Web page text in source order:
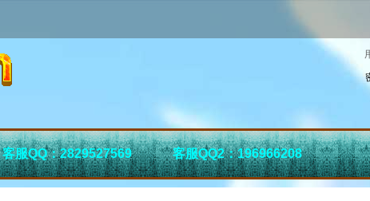
客服QQ：2829527569 客服QQ2：196966208